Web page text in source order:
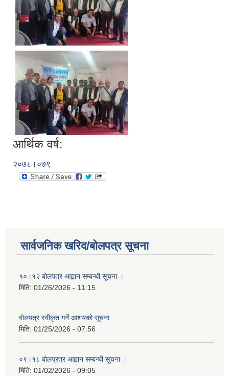
आर्थिक वर्ष:
२०७८।०७९
सार्वजनिक खरिद/बोलपत्र सूचना
१०।१२ बोलपत्र आह्वान सम्बन्धी सूचना ।
मिति: 01/26/2026 - 11:15
वोलपत्र स्वीकृत गर्ने आशयको सूचना
मिति: 01/25/2026 - 07:56
०९।१८ बोलप्रत्र आह्वान सम्बन्धी सूचना ।
मिति: 01/02/2026 - 09:05